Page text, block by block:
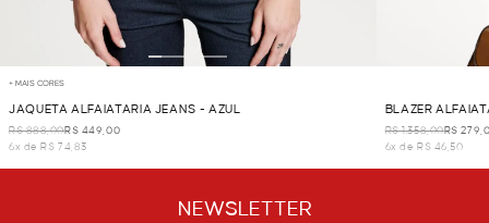
+ MAIS CORES
JAQUETA ALFAIATARIA JEANS - AZUL
R$ 888,00R$ 449,00
6x de R$ 74,83
BLAZER
R$ 1.358,00R$
6x de R$ 46,50
NEWSLETTER